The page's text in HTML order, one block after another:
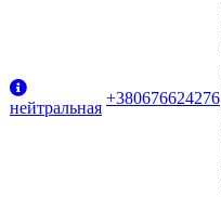
нейтральная
+380676624276